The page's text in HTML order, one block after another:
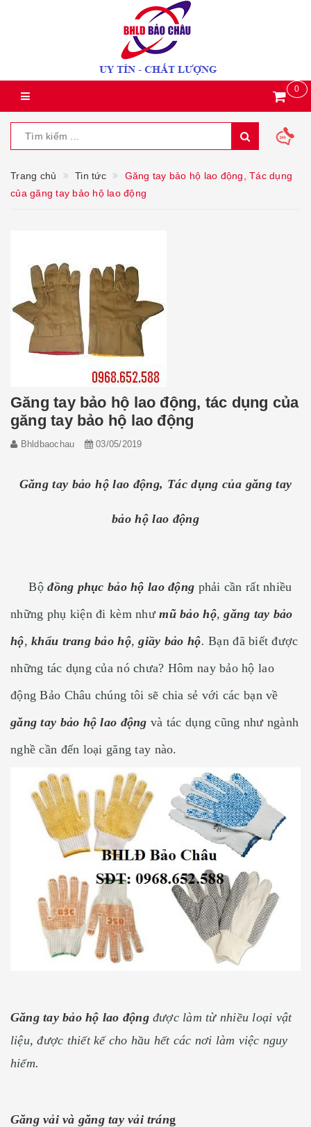
0
Trang chủ Tin tức
Găng tay bảo hộ lao động, Tác dụng
của găng tay bảo hộ lao động
Găng tay bảo hộ lao động, tác dụng của
găng tay bảo hộ lao động
Bhldbaochau 03/05/2019
Găng tay bảo hộ lao động, Tác dụng của găng tay
bảo hộ lao động
Bộđồng phục bảo hộ lao động phải cần rất nhiều
những phụ kiện đi kèm nhưmũ bảo hộ,găng tay bảo
hộ,khẩu trang bảo hộ,giầy bảo hộ.Bạn đã biết được
những tác dụng của nó chưa? Hôm nay bảo hộ lao
động Bảo Châu chúng tôi sẽ chia sẻ với các bạn về
găng tay bảo hộ lao động và tác dụng cũng như ngành
nghề cần đến loại găng tay nào.
Găng tay bảo hộ lao độngđược làm từ nhiều loại vật
liệu, được thiết kế cho hầu hết các nơi làm việc nguy
hiểm.
Găng vải và găng tay vải tráng